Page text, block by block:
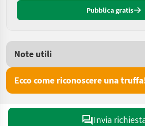
Pubblica gratis
Note utili
Ecco come riconoscere una
Invia